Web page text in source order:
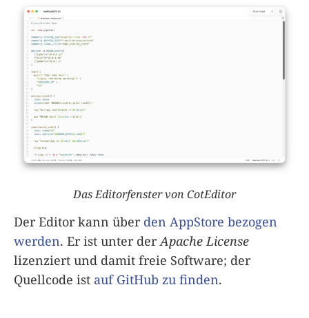
Das Editorfenster von CotEditor
Der Editor kann über den AppStore bezogen
werden. Er ist unter derApache License
lizenziert und damit freie Software; der
Quellcode ist auf GitHub zu finden.